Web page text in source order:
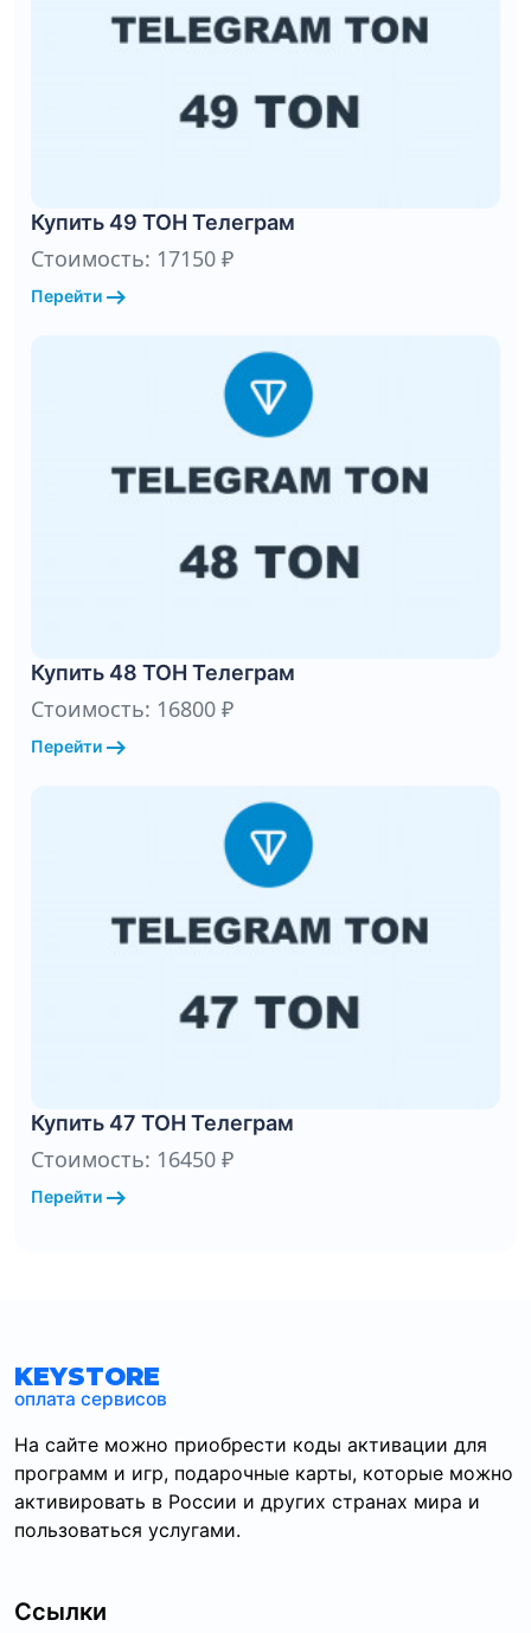
Купить 49 ТОН Телеграм
Стоимость: 17150 ₽
Перейти arrow_right_alt
Купить 48 ТОН Телеграм
Стоимость: 16800 ₽
Перейти arrow_right_alt
Купить 47 ТОН Телеграм
Стоимость: 16450 ₽
Перейти arrow_right_alt
KEYSTORE
оплата сервисов
На сайте можно приобрести коды активации для
программ и игр, подарочные карты, которые можно
активировать в России и других странах мира и
пользоваться услугами.
Ссылки